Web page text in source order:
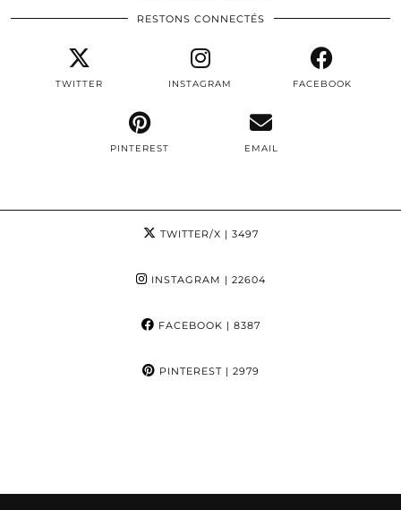
RESTONS CONNECTÉS
TWITTER INSTAGRAM FACEBOOK
PINTEREST EMAIL
TWITTER/X | 3497
INSTAGRAM | 22604
FACEBOOK | 8387
PINTEREST| 2979